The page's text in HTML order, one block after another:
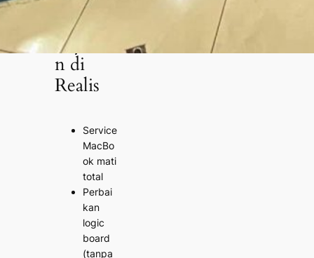
Layana
n di
Realis
Service
MacBo
ok mati
total
Perbai
kan
logic
board
(tanpa